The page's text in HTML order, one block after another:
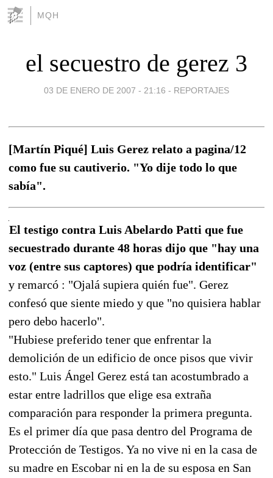
MQH
el secuestro de gerez 3
03 DE ENERO DE 2007 - 21:16 - REPORTAJES
[Martín Piqué] Luis Gerez relato a pagina/12
como fue su cautiverio. "Yo dije todo lo que
sabía".
El testigo contra Luis Abelardo Patti que fue
secuestrado durante 48 horas dijo que "hay una
voz (entre sus captores) que podría identificar"
y remarcó : "Ojalá supiera quién fue". Gerez
confesó que siente miedo y que "no quisiera hablar
pero debo hacerlo".
"Hubiese preferido tener que enfrentar la
demolición de un edificio de once pisos que vivir
esto." Luis Ángel Gerez está tan acostumbrado a
estar entre ladrillos que elige esa extraña
comparación para responder la primera pregunta.
Es el primer día que pasa dentro del Programa de
Protección de Testigos. Ya no vive ni en la casa de
su madre en Escobar ni en la de su esposa en San